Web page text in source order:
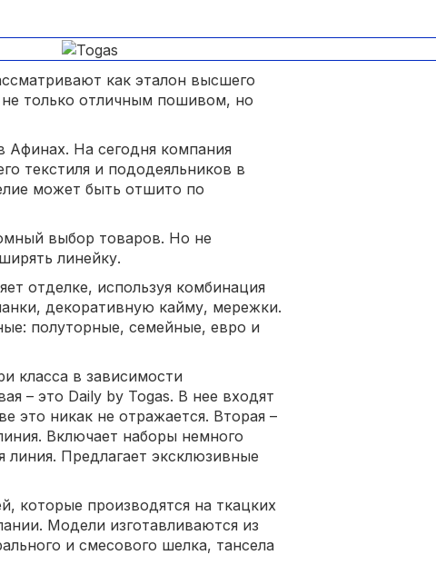
как эталон высшего
не только отличным пошивом, но
Афинах. На сегодня компания
текстиля и пододеяльников в
может быть отшито по
выбор товаров. Но не
линейку.
отделке, используя комбинация
декоративную кайму, мережки.
полуторные, семейные, евро и
класса в зависимости
– это Daily by Togas. В нее входят
это никак не отражается. Вторая –
Включает наборы немного
линия. Предлагает эксклюзивные
которые производятся на ткацких
Модели изготавливаются из
и смесового шелка, тансела